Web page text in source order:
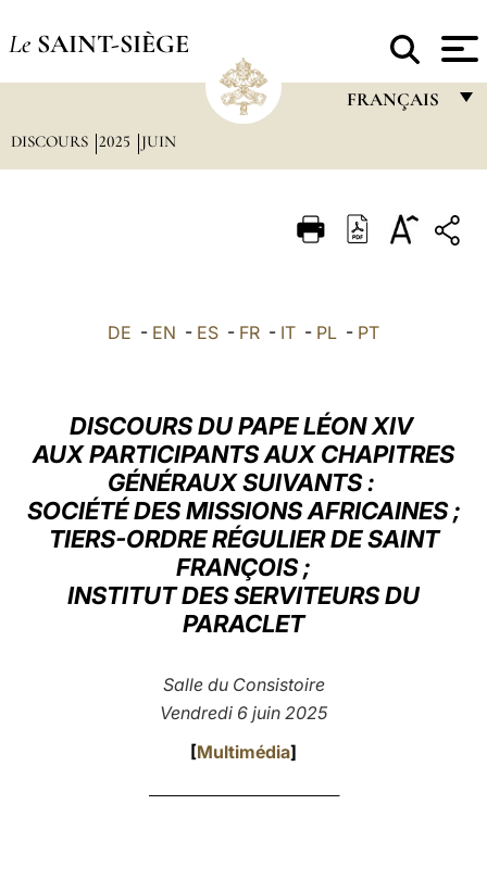
Le SAINT-SIÈGE
FRANÇAIS
ITALIANO
العربيّة
中文
LATINE
DISCOURS 2025 JUIN
DE - EN - ES - FR - IT - PL - PT
DISCOURS DU PAPE LÉON XIV
AUX PARTICIPANTS AUX CHAPITRES
GÉNÉRAUX SUIVANTS :
SOCIÉTÉ DES MISSIONS AFRICAINES ;
TIERS-ORDRE RÉGULIER DE SAINT
FRANÇOIS ;
INSTITUT DES SERVITEURS DU
PARACLET
Salle du Consistoire
Vendredi 6 juin 2025
[Multimédia]